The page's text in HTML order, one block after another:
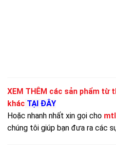
XEM THÊM các sản phẩm từ
khác TẠI ĐÂY
Hoặc nhanh nhất xin gọi cho
chúng tôi giúp bạn đưa ra các